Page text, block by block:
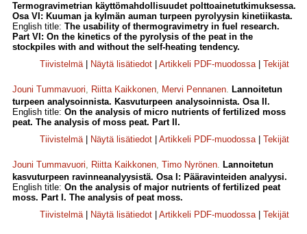
Termogravimetrian käyttömahdollisuudet polttoainetutkimuksessa.
Osa VI: Kuuman ja kylmän auman turpeen pyrolyysin kinetiikasta.
English title: The usability of thermogravimetry in fuel research.
Part VI: On the kinetics of the pyrolysis of the peat in the
stockpiles with and without the self-heating tendency.
Tiivistelmä| Näytä lisätiedot Artikkeli PDF-muodossa| Tekijät
Jouni Tummavuori, Riitta Kaikkonen, Mervi Pennanen. Lannoitetun
turpeen analysoinnista. Kasvuturpeen analysoinnista. Osa II.
English title: On the analysis of micro nutrients of fertilized moss
peat. The analysis of moss peat. Part II.
Tiivistelmä| Näytä lisätiedot Artikkeli PDF-muodossa| Tekijät
Jouni Tummavuori, Riitta Kaikkonen, Timo Nyrönen. Lannoitetun
kasvuturpeen ravinneanalyysistä. Osa I: Pääravinteiden analyysi.
English title: On the analysis of major nutrients of fertilized peat
moss. Part I. The analysis of peat moss.
Tiivistelmä| Näytä lisätiedot Artikkeli PDF-muodossa| Tekijät